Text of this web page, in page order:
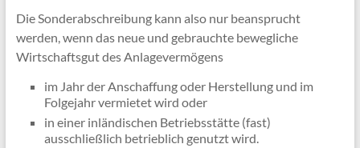
Die Sonderabschreibung kann also nur beansprucht
werden, wenn das neue und gebrauchte bewegliche
Wirtschaftsgut des Anlagevermögens
im Jahr der Anschaffung oder Herstellung und im
Folgejahr vermietet wird oder
in einer inländischen Betriebsstätte (fast)
ausschließlich betrieblich genutzt wird.